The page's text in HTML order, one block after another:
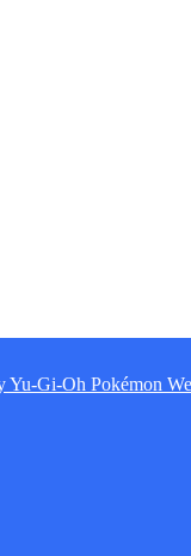
Yu-Gi-Oh Pokémon